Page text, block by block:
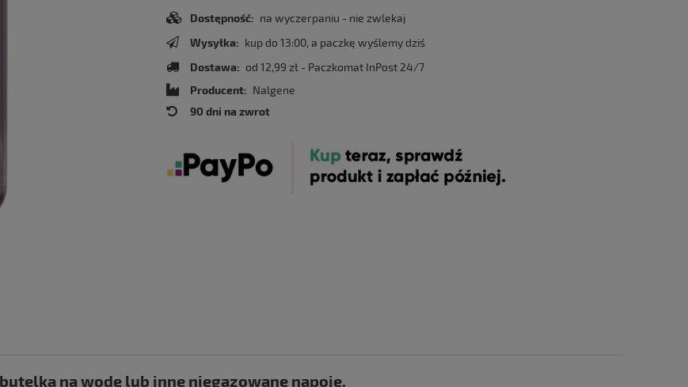
Dostępność: na wyczerpaniu - nie zwlekaj
Wysyłka: kup do 13:00, a paczkę wyślemy dziś
Dostawa: od 12,99 zł - Paczkomat InPost 24/7
Producent: Nalgene
90 dni na zwrot
na wodę lub inne niegazowane napoje.